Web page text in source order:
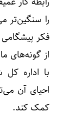
فکر پیشگامی
از گونه‌های
با اداره
احیای آن
کمک کند.